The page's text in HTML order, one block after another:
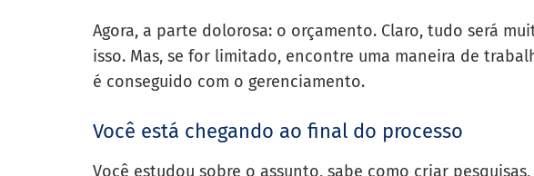
Agora, a parte dolorosa: o orçamento. Claro, tudo será
isso. Mas, se for limitado, encontre uma maneira de
é conseguido com o gerenciamento.
Você está chegando ao final do processo
Você estudou sobre o assunto, sabe como criar